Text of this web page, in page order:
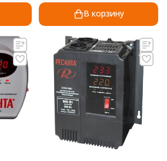
В корзину